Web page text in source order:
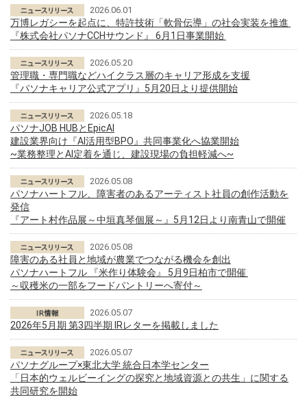
2026.06.01
万博レガシーを起点に、特許技術「軟骨伝導」の社会実装を推進
『株式会社パソナCCHサウンド』 6月1日事業開始
2026.05.20
管理職・専門職などハイクラス層のキャリア形成を支援
『パソナキャリア公式アプリ』5月20日より提供開始
2026.05.18
パソナJOB HUBとEpicAI
建設業界向け『AI活用型BPO』共同事業化へ協業開始
~業務整理とAI定着を通じ、建設現場の負担軽減へ~
2026.05.08
パソナハートフル、障害者のあるアーティスト社員の創作活動を
発信
『アート村作品展～中垣真琴個展～』5月12日より南青山で開催
2026.05.08
障害のある社員と地域が農業でつながる機会を創出
パソナハートフル 『米作り体験会』 5月9日柏市で開催
～収穫米の一部をフードパントリーへ寄付～
2026.05.07
2026年5月期 第3四半期 IRレターを掲載しました
2026.05.07
パソナグループ×東北大学 統合日本学センター
「日本的ウェルビーイングの探究と地域資源との共生」に関する
共同研究を開始